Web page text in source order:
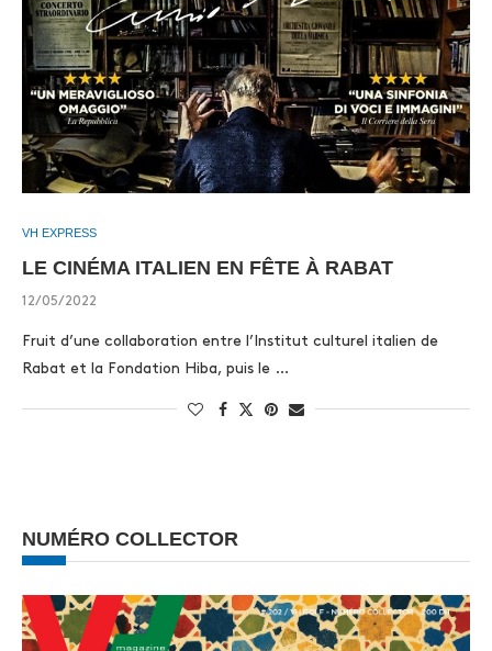
VH EXPRESS
LE CINÉMA ITALIEN EN FÊTE À RABAT
12/05/2022
Fruit d’une collaboration entre l’Institut culturel italien de
Rabat et la Fondation Hiba, puis le …
NUMÉRO COLLECTOR